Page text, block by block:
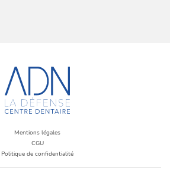
Mentions légales
CGU
Politique de confidentialité